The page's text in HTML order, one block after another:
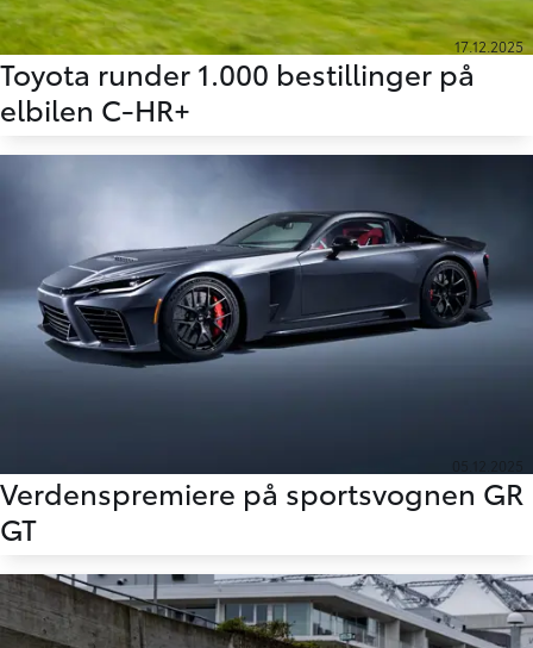
17.12.2025
Toyota runder 1.000 bestillinger på
elbilen C-HR+
05.12.2025
Verdenspremiere på sportsvognen GR
GT